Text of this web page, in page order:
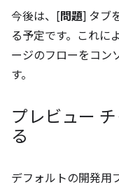
今後は、[ 問題] タブ
る予定です。これに
ージのフローをコン
す。
プレビュー
る
デフォルトの開発用